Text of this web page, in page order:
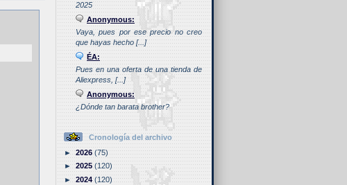
2025
Anonymous:
Vaya, pues por ese precio no creo
que hayas hecho [...]
ÉA:
Pues en una oferta de una tienda de
Aliexpress, [...]
Anonymous:
¿Dónde tan barata brother?
Cronología del archivo
►2026(75)
►2025(120)
►2024(120)